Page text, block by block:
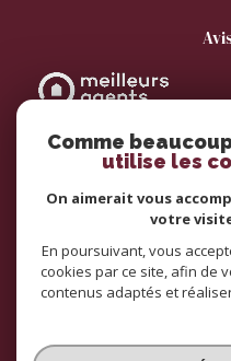
Comme
utilise les
On aimerait vous
votre
En poursuivant, vous
cookies par ce site, afin de
contenus adaptés et